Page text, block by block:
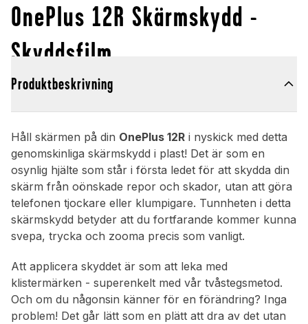
OnePlus 12R Skärmskydd -
Skyddsfilm
Produktbeskrivning
Håll skärmen på din OnePlus 12R i nyskick med detta
genomskinliga skärmskydd i plast! Det är som en
osynlig hjälte som står i första ledet för att skydda din
skärm från oönskade repor och skador, utan att göra
telefonen tjockare eller klumpigare. Tunnheten i detta
skärmskydd betyder att du fortfarande kommer kunna
svepa, trycka och zooma precis som vanligt.
Att applicera skyddet är som att leka med
klistermärken - superenkelt med vår tvåstegsmetod.
Och om du någonsin känner för en förändring? Inga
problem! Det går lätt som en plätt att dra av det utan